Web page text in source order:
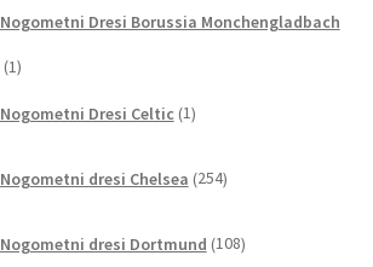
Nogometni Dresi Borussia Monchengladbach
11
Nogometni Dresi Celtic 1izdelek
Nogometni dresi Chelsea 254izdelkov
Nogometni dresi Dortmund 108izdelkov